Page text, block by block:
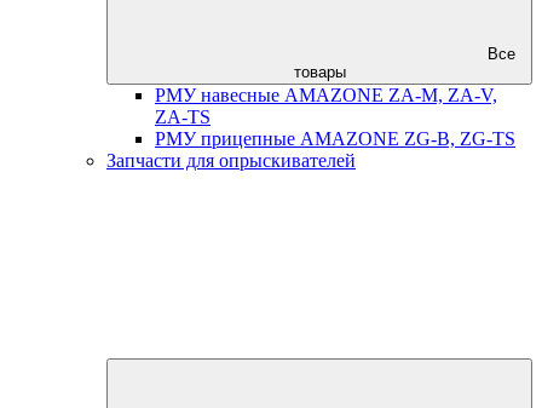
Все
товары
РМУ навесные AMAZONE ZA-M, ZA-V,
ZA-TS
РМУ прицепные AMAZONE ZG-B, ZG-TS
Запчасти для опрыскивателей